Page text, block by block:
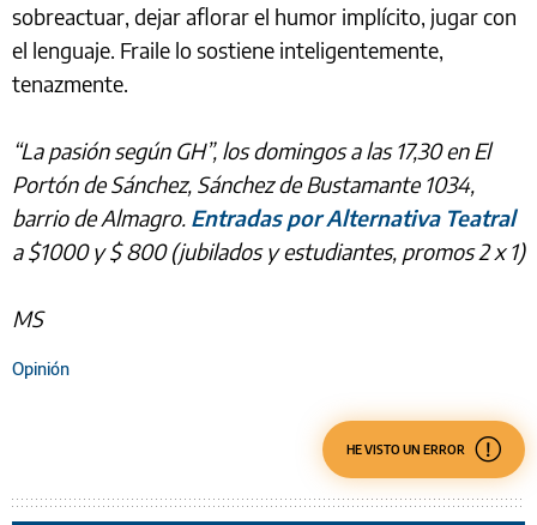
sobreactuar, dejar aflorar el humor implícito, jugar con
el lenguaje. Fraile lo sostiene inteligentemente,
tenazmente.
“La pasión según GH”, los domingos a las 17,30 en El
Portón de Sánchez, Sánchez de Bustamante 1034,
barrio de Almagro. Entradas por Alternativa Teatral
a $1000 y $ 800 (jubilados y estudiantes, promos 2 x 1)
MS
Opinión
HE VISTO UN ERROR